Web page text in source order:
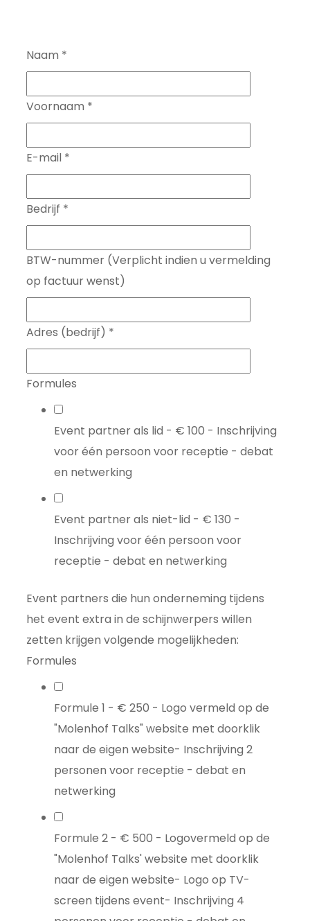
Naam *
Voornaam *
E-mail *
Bedrijf *
BTW-nummer (Verplicht indien u vermelding
op factuur wenst)
Adres (bedrijf) *
Formules
Event partner als lid - € 100 - Inschrijving
voor één persoon voor receptie - debat
en netwerking
Event partner als niet-lid - € 130 -
Inschrijving voor één persoon voor
receptie - debat en netwerking
Event partners die hun onderneming tijdens
het event extra in de schijnwerpers willen
zetten krijgen volgende mogelijkheden:
Formules
Formule 1 - € 250 - Logo vermeld op de
"Molenhof Talks" website met doorklik
naar de eigen website- Inschrijving 2
personen voor receptie - debat en
netwerking
Formule 2 - € 500 - Logovermeld op de
"Molenhof Talks' website met doorklik
naar de eigen website- Logo op TV-
screen tijdens event- Inschrijving 4